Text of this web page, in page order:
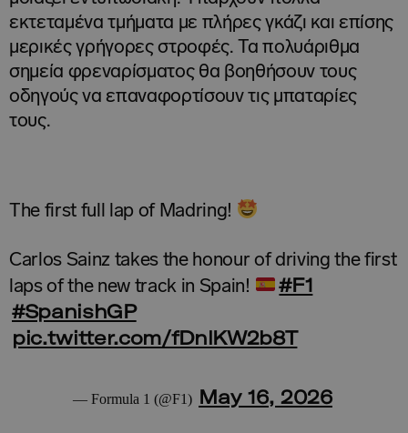
εκτεταμένα τμήματα με πλήρες γκάζι και επίσης
μερικές γρήγορες στροφές. Τα πολυάριθμα
σημεία φρεναρίσματος θα βοηθήσουν τους
οδηγούς να επαναφορτίσουν τις μπαταρίες
τους.
The first full lap of Madring!
Carlos Sainz takes the honour of driving the first
laps of the new track in Spain!
#F1
#SpanishGP
pic.twitter.com/fDnlKW2b8T
— Formula 1 (@F1) May 16, 2026